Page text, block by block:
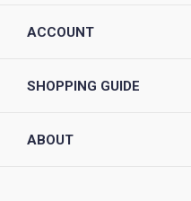
ACCOUNT
SHOPPING GUIDE
ABOUT